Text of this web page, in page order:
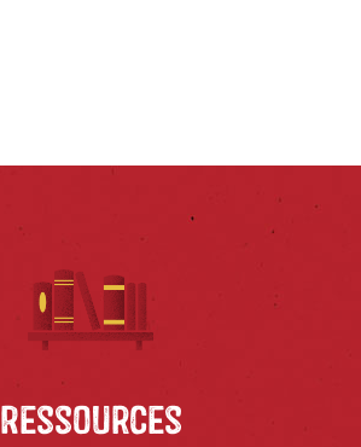
Ressources